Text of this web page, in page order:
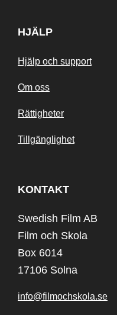
HJÄLP
Hjälp och support
Om oss
Rättigheter
Tillgänglighet
KONTAKT
Swedish Film AB
Film och Skola
Box 6014
17106 Solna
info@filmochskola.se